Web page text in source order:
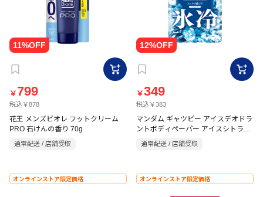
￥ 799
税込￥878
花王 メンズビオレ フットクリーム
PRO 石けんの香り 70g
通常配送 / 店舗受取
￥349
税込￥383
マンダム ギャツビー アイスデオドラ
ントボディペーパー アイスシトラス
徳用タイプ 30枚【医薬部外品】
通常配送 / 店舗受取
オンラインストア限定価格 オンラインストア限定価格